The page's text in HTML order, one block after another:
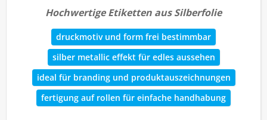
Hochwertige Etiketten aus Silberfolie
druckmotiv und form frei bestimmbar
silber metallic effekt für edles aussehen
ideal für branding und produktauszeichnungen
fertigung auf rollen für einfache handhabung